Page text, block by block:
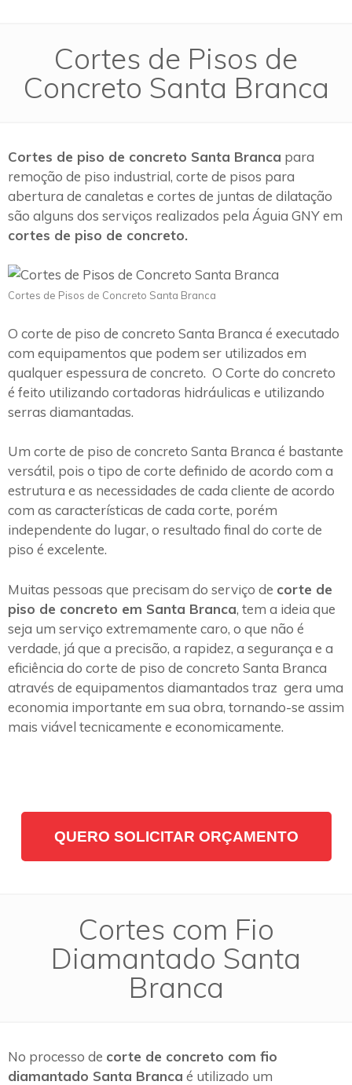
Cortes de Pisos de
Concreto Santa Branca
Cortes de piso de concreto Santa Branca para
remoção de piso industrial, corte de pisos para
abertura de canaletas e cortes de juntas de dilatação
são alguns dos serviços realizados pela Águia GNY em
cortes de piso de concreto.
Cortes de Pisos de Concreto Santa Branca
O corte de piso de concreto Santa Branca é executado
com equipamentos que podem ser utilizados em
qualquer espessura de concreto. O Corte do concreto
é feito utilizando cortadoras hidráulicas e utilizando
serras diamantadas.
Um corte de piso de concreto Santa Branca é bastante
versátil, pois o tipo de corte definido de acordo com a
estrutura e as necessidades de cada cliente de acordo
com as características de cada corte, porém
independente do lugar, o resultado final do corte de
piso é excelente.
Muitas pessoas que precisam do serviço de corte de
piso de concreto em Santa Branca, tem a ideia que
seja um serviço extremamente caro, o que não é
verdade, já que a precisão, a rapidez, a segurança e a
eficiência do corte de piso de concreto Santa Branca
através de equipamentos diamantados traz gera uma
economia importante em sua obra, tornando-se assim
mais viável tecnicamente e economicamente.
QUERO SOLICITAR ORÇAMENTO
Cortes com Fio
Diamantado Santa
Branca
No processo de corte de concreto com fio
diamantado Santa Branca é utilizado um